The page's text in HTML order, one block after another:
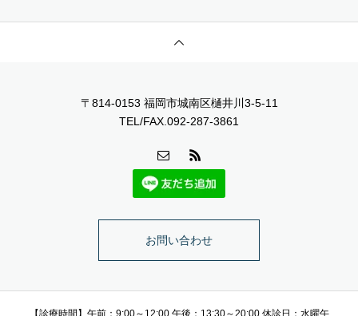
〒814-0153 福岡市城南区樋井川3-5-11
TEL/FAX.092-287-3861
お問い合わせ
【診療時間】午前：9:00～12:00 午後：13:30～20:00 休診日：水曜午